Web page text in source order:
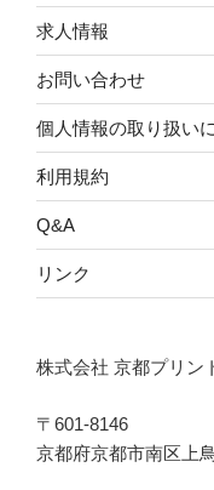
求人情報
お問い合わせ
個人情報の取り扱い
利用規約
Q&A
リンク
株式会社 京都プリン
〒601-8146
京都府京都市南区上